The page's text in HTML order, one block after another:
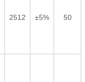
2512 ±5% 50